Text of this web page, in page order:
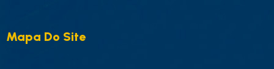
Mapa Do Site